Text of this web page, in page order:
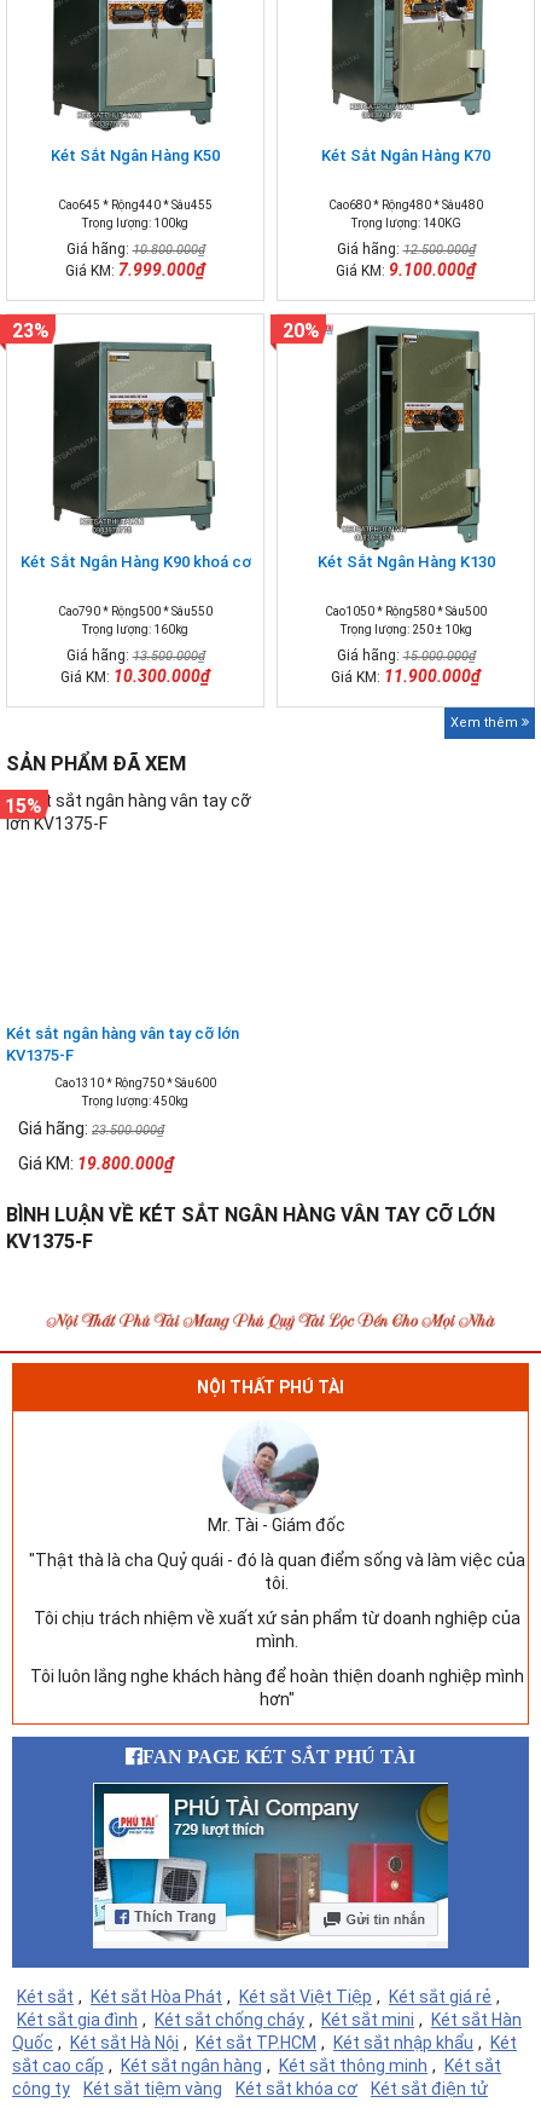
Két Sắt Ngân Hàng K50
Cao645 * Rộng440 * Sâu455
Trọng lượng: 100kg
Giá hãng:10.800.000₫
Giá KM: 7.999.000₫
Két Sắt Ngân Hàng K70
Cao680 * Rộng480 * Sâu480
Trọng lượng: 140KG
Giá hãng:12.500.000₫
Giá KM: 9.100.000₫
Két Sắt Ngân Hàng K90 khoá cơ
Cao790 * Rộng500 * Sâu550
Trọng lượng: 160kg
Giá hãng:13.500.000₫
Giá KM: 10.300.000₫
23%
Két Sắt Ngân Hàng K130
Cao1050 * Rộng580 * Sâu500
Trọng lượng: 250 ± 10kg
Giá hãng:15.000.000₫
Giá KM: 11.900.000₫
20%
Xem thêm
SẢN PHẨM ĐÃ XEM
Két sắt ngân hàng vân tay cỡ lớn
KV1375-F
Cao1310 * Rộng750 * Sâu600
Trọng lượng: 450kg
Giá hãng: 23.500.000₫
Giá KM: 19.800.000₫
15%
BÌNH LUẬN VỀ KÉT SẮT NGÂN HÀNG VÂN TAY CỠ LỚN
KV1375-F
NỘI THẤT PHÚ TÀI
Mr. Tài - Giám đốc
"Thật thà là cha Quỷ quái - đó là quan điểm sống và làm việc của
tôi.
Tôi chịu trách nhiệm về xuất xứ sản phẩm từ doanh nghiệp của
mình.
Tôi luôn lắng nghe khách hàng để hoàn thiện doanh nghiệp mình
hơn"
FAN PAGE KÉT SẮT PHÚ TÀI
Két sắt , Két sắt Hòa Phát , Két sắt Việt Tiệp , Két sắt giá rẻ ,
Két sắt gia đình , Két sắt chống cháy , Két sắt mini ,
Két sắt Hàn
Quốc , Két sắt Hà Nội , Két sắt TP.HCM , Két sắt nhập khẩu ,
Két
sắt cao cấp , Két sắt ngân hàng , Két sắt thông minh ,
Két sắt
công ty
Két sắt tiệm vàng Két sắt khóa cơ Két sắt điện tử